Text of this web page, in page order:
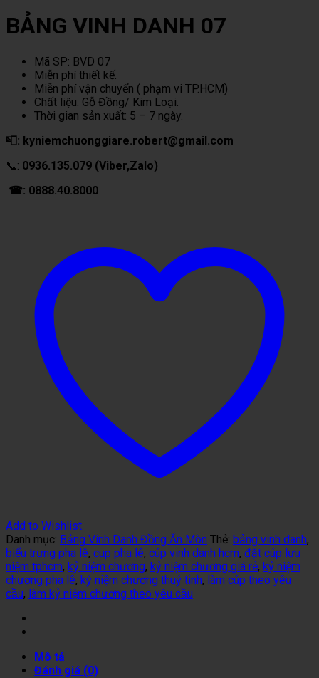
BẢNG VINH DANH 07
Mã SP: BVD 07
Miễn phí thiết kế.
Miễn phí vận chuyển ( phạm vi TP.HCM)
Chất liệu: Gỗ Đồng/ Kim Loại.
Thời gian sản xuất: 5 – 7 ngày.
📮: kyniemchuonggiare.robert@gmail.com
📞: 0936.135.079 (Viber,Zalo)
☎: 0888.40.8000
Add to Wishlist
Danh mục: Bảng Vinh Danh Đồng Ăn Mòn Thẻ: bảng vinh danh,
biểu trưng pha lê, cup pha lê, cúp vinh danh hcm, đặt cúp lưu
niệm tphcm, kỷ niệm chương, kỷ niệm chương giá rẻ, kỷ niệm
chương pha lê, kỷ niệm chương thuỷ tinh, làm cúp theo yêu
cầu, làm kỷ niệm chương theo yêu cầu
Mô tả
Đánh giá (0)